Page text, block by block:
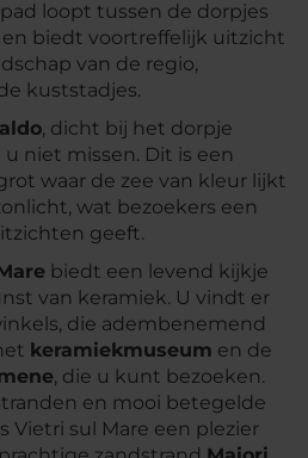
loopt tussen de dorpjes
en biedt voortreffelijk uitzicht
van de regio,
kuststadjes.
, dicht bij het dorpje
niet missen. Dit is een
waar de zee van kleur lijkt
wat bezoekers een
geeft.
biedt een levend kijkje
van keramiek. U vindt er
die adembenemend
keramiekmuseum en de
, die u kunt bezoeken.
en mooi betegelde
Vietri sul Mare een plezier